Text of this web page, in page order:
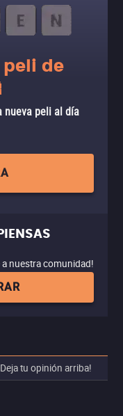
peli de
nueva peli al día
nuestra comunidad!
tu opinión arriba!